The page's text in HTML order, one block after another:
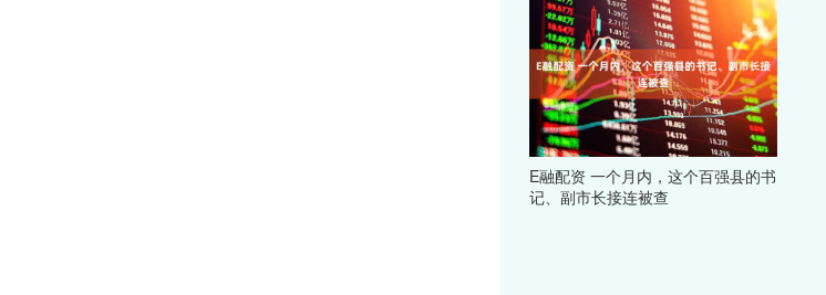
E融配资 一个月内，这个百强县的书
记、副市长接连被查